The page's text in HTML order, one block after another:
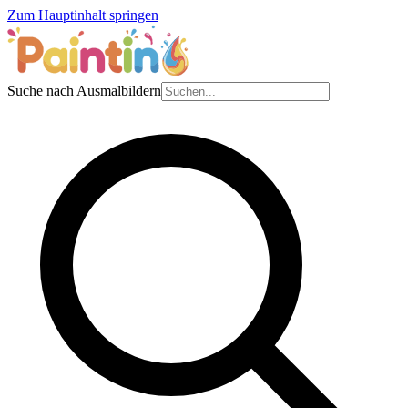
Zum Hauptinhalt springen
Suche nach Ausmalbildern